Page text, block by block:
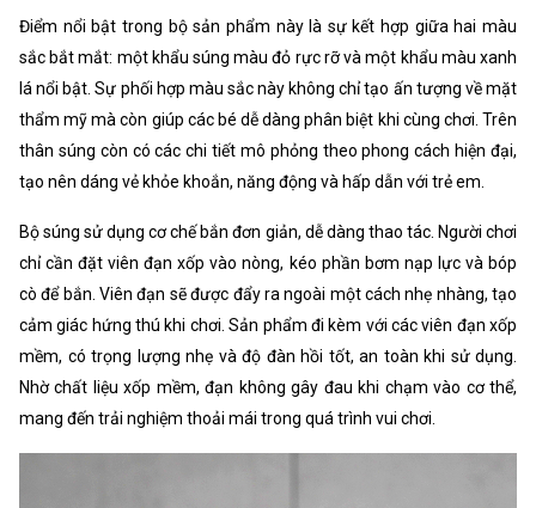
Điểm nổi bật trong bộ sản phẩm này là sự kết hợp giữa hai màu
sắc bắt mắt: một khẩu súng màu đỏ rực rỡ và một khẩu màu xanh
lá nổi bật. Sự phối hợp màu sắc này không chỉ tạo ấn tượng về mặt
thẩm mỹ mà còn giúp các bé dễ dàng phân biệt khi cùng chơi. Trên
thân súng còn có các chi tiết mô phỏng theo phong cách hiện đại,
tạo nên dáng vẻ khỏe khoắn, năng động và hấp dẫn với trẻ em.
Bộ súng sử dụng cơ chế bắn đơn giản, dễ dàng thao tác. Người chơi
chỉ cần đặt viên đạn xốp vào nòng, kéo phần bơm nạp lực và bóp
cò để bắn. Viên đạn sẽ được đẩy ra ngoài một cách nhẹ nhàng, tạo
cảm giác hứng thú khi chơi. Sản phẩm đi kèm với các viên đạn xốp
mềm, có trọng lượng nhẹ và độ đàn hồi tốt, an toàn khi sử dụng.
Nhờ chất liệu xốp mềm, đạn không gây đau khi chạm vào cơ thể,
mang đến trải nghiệm thoải mái trong quá trình vui chơi.